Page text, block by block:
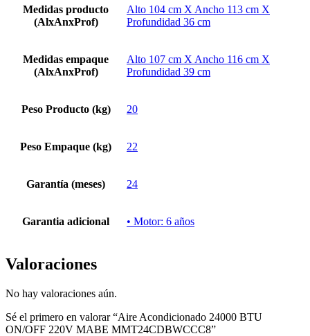
Medidas producto
(AlxAnxProf)
Alto 104 cm X Ancho 113 cm X
Profundidad 36 cm
Medidas empaque
(AlxAnxProf)
Alto 107 cm X Ancho 116 cm X
Profundidad 39 cm
Peso Producto (kg) 20
Peso Empaque (kg) 22
Garantía (meses) 24
Garantia adicional • Motor: 6 años
Valoraciones
No hay valoraciones aún.
Sé el primero en valorar “Aire Acondicionado 24000 BTU
ON/OFF 220V MABE MMT24CDBWCCC8”